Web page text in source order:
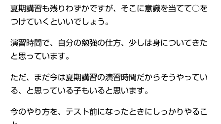
夏期講習も残りわずかですが、そこに意識を当てて○を
つけていくといいでしょう。
演習時間で、自分の勉強の仕方、少しは身についてきた
と思っています。
ただ、まだ今は夏期講習の演習時間だからそうやってい
る、と思っている子もいると思います。
今のやり方を、テスト前になったときにしっかりやるこ